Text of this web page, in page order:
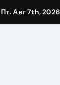
ресниц
Пт. Авг 7th, 2026